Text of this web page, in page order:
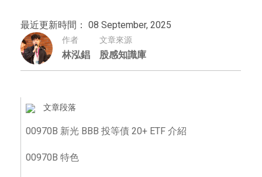
最近更新時間： 08 September, 2025
作者
林泓錩
文章來源
股感知識庫
文章段落
00970B 新光 BBB 投等債 20+ ETF 介紹
00970B 特色